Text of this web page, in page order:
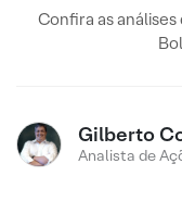
Confira as
Gilberto
Analista de